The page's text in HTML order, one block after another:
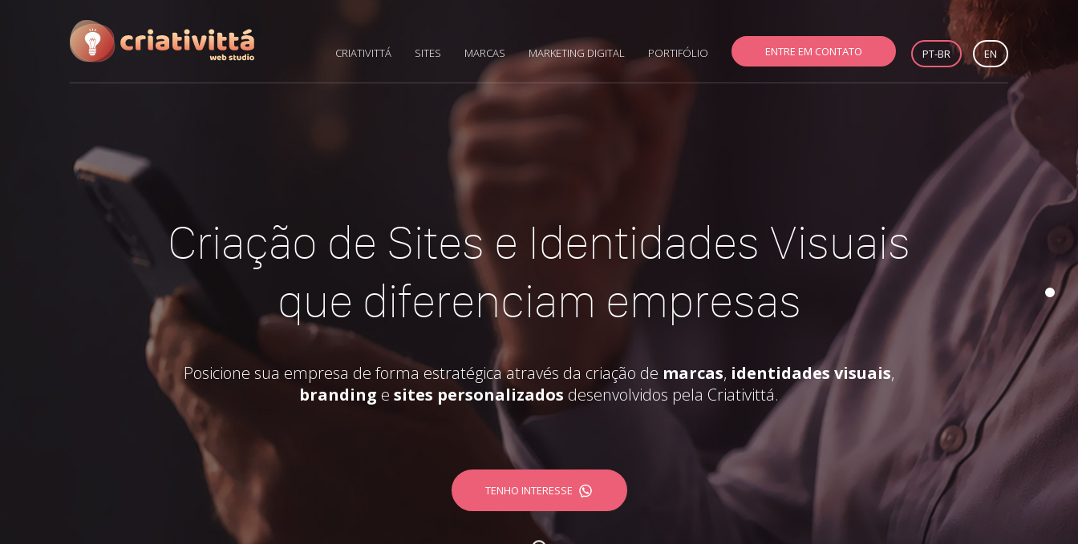
CRIATIVITTÁ SITES MARCAS MARKETING DIGITAL PORTIFÓLIO ENTRE EM CONTATO PT-BR EN
Criação de Sites e Identidades Visuais
que diferenciam empresas
Posicione sua empresa de forma estratégica através da criação de marcas, identidades visuais,
branding e sites personalizados desenvolvidos pela Criativittá.
TENHO INTERESSE